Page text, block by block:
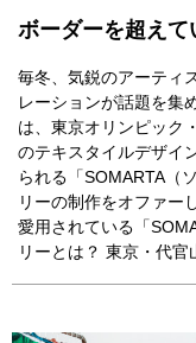
大人のブラ
Web
ミッドラン
が登場しま
広報ブログ
イベント情
からミッド
トヨタ自動
スカイホール
ミッドラン
銀行・証券
クリニック
車でお越しの
空港からお
自転車でお
駐車場・駐
パブリック
駐車場・駐
エレベーター
トップ
ランク別サー
ご登録手順
Q＆A（よく
総合インフ
イベントス
日本語 English
ボーダーを超え
毎冬、気鋭のアーティ
レーションが話題を集
は、東京オリンピック
のテキスタイルデザイ
られる「SOMARTA（
リーの制作をオファー
愛用されている「
リーとは？ 東京・代官